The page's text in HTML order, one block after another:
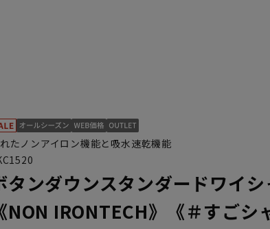
たノンアイロン機能と吸水速乾機能
タンダウンスタンダードワイシ
NON IRONTECH》《＃すごシ